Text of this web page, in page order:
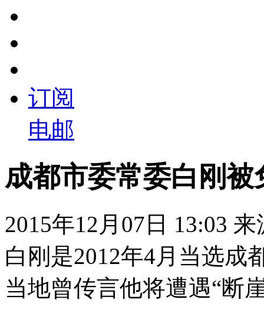
订阅
电邮
成都市委常委白刚
2015年12月07日 13:03
白刚是2012年4月当选成
当地曾传言他将遭遇“断